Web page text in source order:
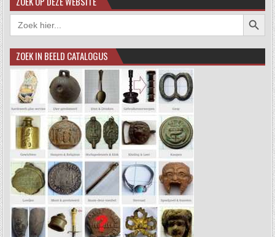
Zoek
naar:
ZOEK IN BEELD CATALOGUS